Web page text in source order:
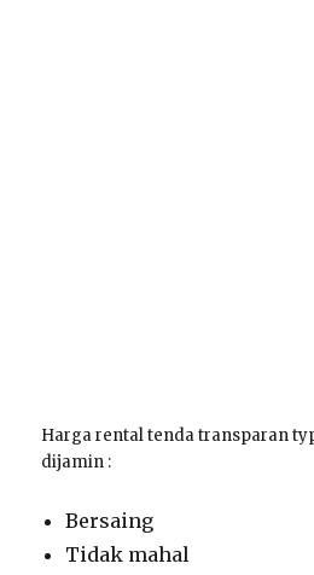
Harga rental tenda transparan
dijamin :
Bersaing
Tidak mahal